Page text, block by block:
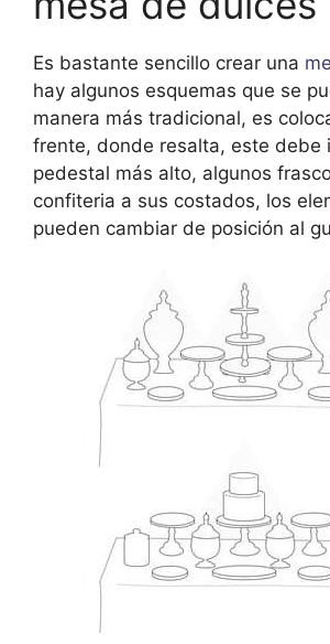
Es bastante sencillo crear una
hay algunos esquemas que se
manera más tradicional, es
frente, donde resalta, este debe
pedestal más alto, algunos
confiteria a sus costados, los
pueden cambiar de posición al